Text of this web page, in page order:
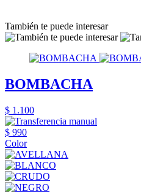
También te puede interesar
BOMBACHA
$ 1.100
$ 990
Color